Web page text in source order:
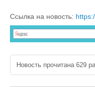
Ссылка на новость:
Новость прочитана 629